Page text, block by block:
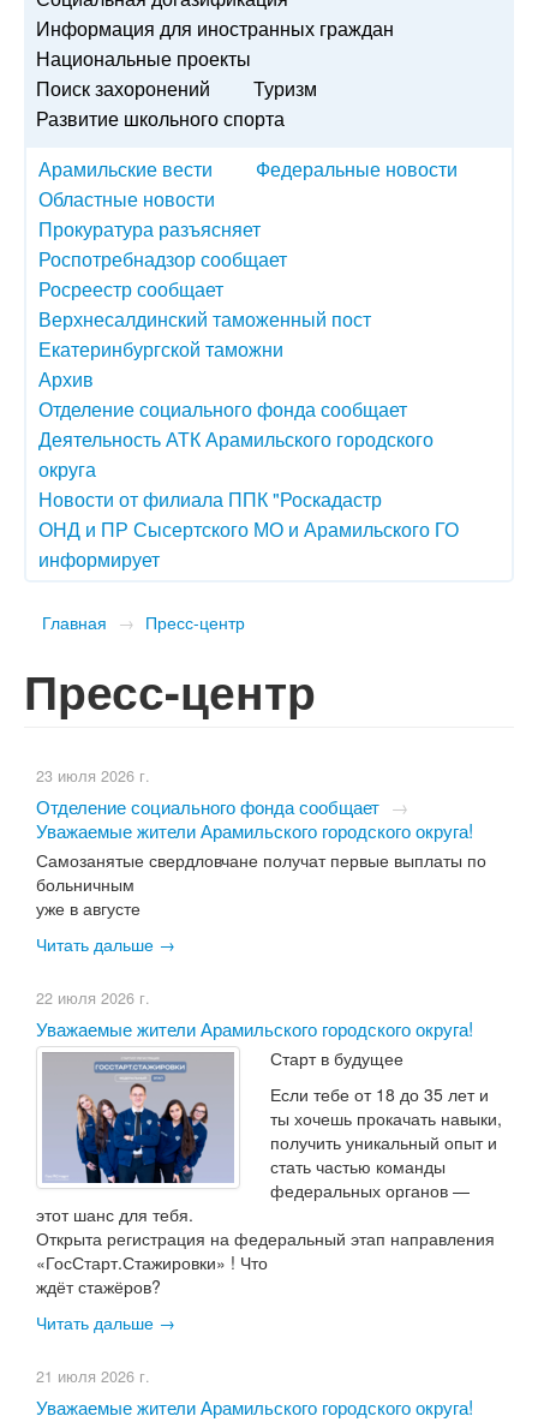
Информация для иностранных граждан
Национальные проекты
Поиск захоронений
Туризм
Развитие школьного спорта
Арамильские вести
Федеральные новости
Областные новости
Прокуратура разъясняет
Роспотребнадзор сообщает
Росреестр сообщает
Верхнесалдинский таможенный пост
Екатеринбургской таможни
Архив
Отделение социального фонда сообщает
Деятельность АТК Арамильского городского
округа
Новости от филиала ППК "Роскадастр
ОНД и ПР Сысертского МО и Арамильского ГО
информирует
Главная → Пресс-центр
Пресс-центр
23 июля 2026 г.
Отделение социального фонда сообщает →
Уважаемые жители Арамильского городского округа!
Самозанятые свердловчане получат первые выплаты по
больничным
уже в августе
Читать дальше →
22 июля 2026 г.
Уважаемые жители Арамильского городского округа!
Старт в будущее
Если тебе от 18 до 35 лет и
ты хочешь прокачать навыки,
получить уникальный опыт и
стать частью команды
федеральных органов —
этот шанс для тебя.
Открыта регистрация на федеральный этап направления
«ГосСтарт.Стажировки» ! Что
ждёт стажёров?
Читать дальше →
21 июля 2026 г.
Уважаемые жители Арамильского городского округа!